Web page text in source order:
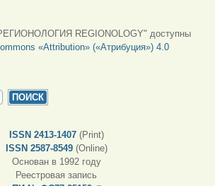
REGIONOLOGY" доступны
«Attribution» («Атрибуция») 4.0
ISSN 2413-1407 (Print)
ISSN 2587-8549 (Online)
Основан в 1992 году
Реестровая запись